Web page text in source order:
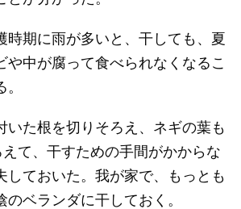
期に雨が多いと、干しても、夏
や中が腐って食べられなくなるこ
た根を切りそろえ、ネギの葉も
て、干すための手間がかからな
しておいた。我が家で、もっとも
ベランダに干しておく。